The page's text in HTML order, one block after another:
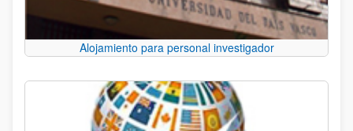
Alojamiento para personal investigador